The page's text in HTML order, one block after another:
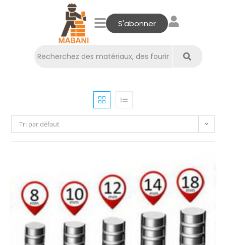
S'abonner
Tri par défaut